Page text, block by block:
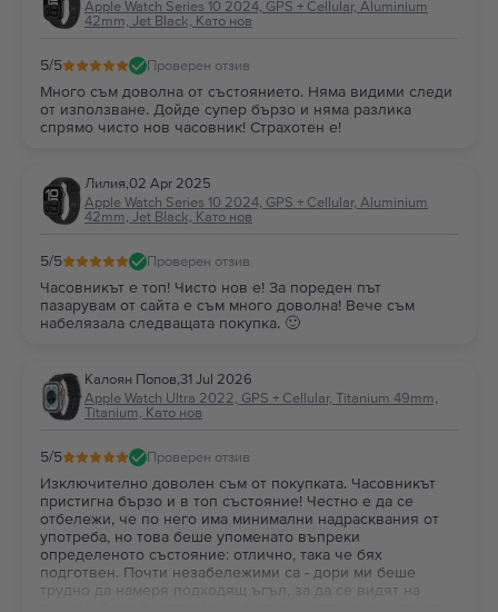
Apple Watch Series 10 2024, GPS + Cellular, Aluminium
42mm, Jet Black, Като нов
5/5 Проверен отзив
Много съм доволна от състоянието. Няма видими следи
от използване. Дойде супер бързо и няма разлика
спрямо чисто нов часовник! Страхотен е!
Лилия,02 Apr 2025
Apple Watch Series 10 2024, GPS + Cellular, Aluminium
42mm, Jet Black, Като нов
5/5 Проверен отзив
Часовникът е топ! Чисто нов е! За пореден път
пазарувам от сайта е съм много доволна! Вече съм
набелязала следващата покупка. 🙂
Калоян Попов,31 Jul 2026
Apple Watch Ultra 2022, GPS + Cellular, Titanium 49mm,
Titanium, Като нов
5/5 Проверен отзив
Изключително доволен съм от покупката. Часовникът
пристигна бързо и в топ състояние! Честно е да се
отбележи, че по него има минимални надрасквания от
употреба, но това беше упоменато въпреки
определеното състояние: отлично, така че бях
подготвен. Почти незабележими са - дори ми беше
трудно да намеря подходящ ъгъл, за да се видят на